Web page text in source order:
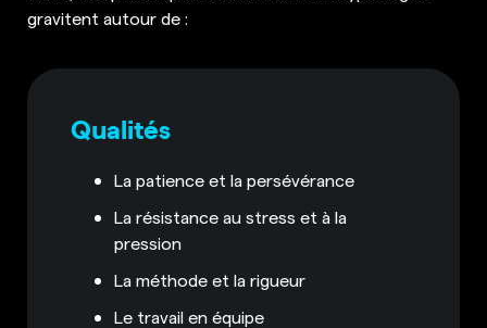
gravitent autour de :
Qualités
La patience et la persévérance
La résistance au stress et à la
pression
La méthode et la rigueur
Le travail en équipe